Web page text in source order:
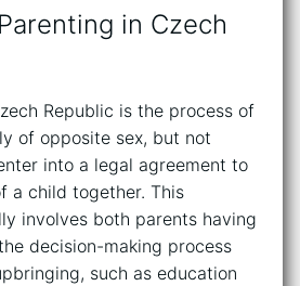
in Czech
Republic is the process of
of opposite sex, but not
into a legal agreement to
a child together. This
involves both parents having
decision-making process
such as education